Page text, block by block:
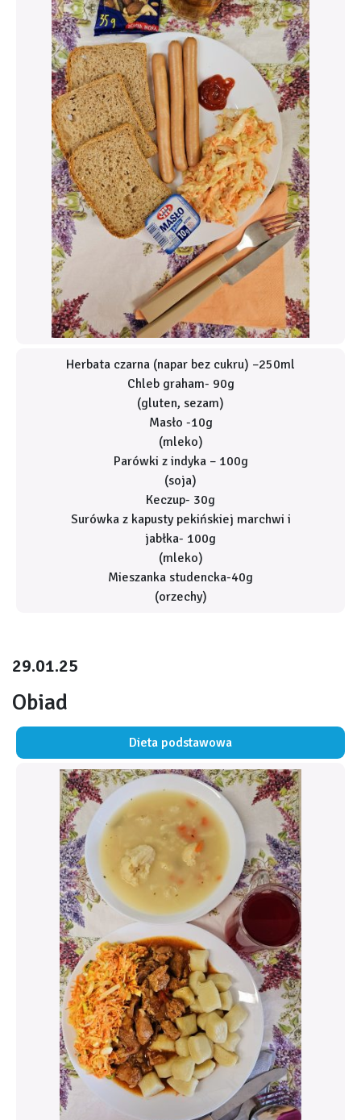
Herbata czarna (napar bez cukru) –250ml
Chleb graham- 90g
(gluten, sezam)
Masło -10g
(mleko)
Parówki z indyka – 100g
(soja)
Keczup- 30g
Surówka z kapusty pekińskiej marchwi i
jabłka- 100g
(mleko)
Mieszanka studencka-40g
(orzechy)
29.01.25
Obiad
Dieta podstawowa